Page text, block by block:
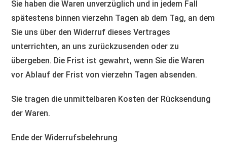
Sie haben die Waren unverzüglich und in jedem Fall
spätestens binnen vierzehn Tagen ab dem Tag, an dem
Sie uns über den Widerruf dieses Vertrages
unterrichten, an uns zurückzusenden oder zu
übergeben. Die Frist ist gewahrt, wenn Sie die Waren
vor Ablauf der Frist von vierzehn Tagen absenden.
Sie tragen die unmittelbaren Kosten der Rücksendung
der Waren.
Ende der Widerrufsbelehrung